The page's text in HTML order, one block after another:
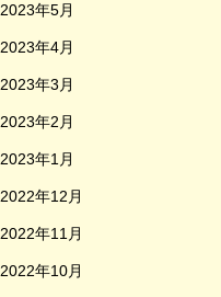
2023年5月
2023年4月
2023年3月
2023年2月
2023年1月
2022年12月
2022年11月
2022年10月